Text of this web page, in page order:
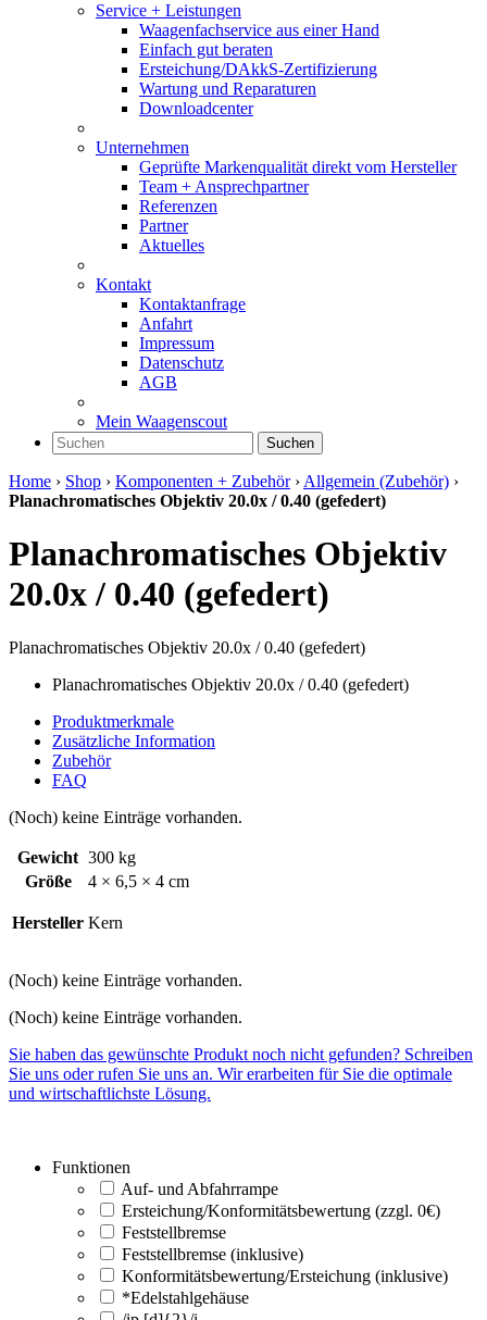
Service + Leistungen
Waagenfachservice aus einer Hand
Einfach gut beraten
Ersteichung/DAkkS-Zertifizierung
Wartung und Reparaturen
Downloadcenter
Unternehmen
Geprüfte Markenqualität direkt vom Hersteller
Team + Ansprechpartner
Referenzen
Partner
Aktuelles
Kontakt
Kontaktanfrage
Anfahrt
Impressum
Datenschutz
AGB
Mein Waagenscout
Suchen
Home › Shop › Komponenten + Zubehör› Allgemein (Zubehör) ›
Planachromatisches Objektiv 20.0x / 0.40 (gefedert)
Planachromatisches Objektiv
20.0x / 0.40 (gefedert)
Planachromatisches Objektiv 20.0x / 0.40 (gefedert)
Planachromatisches Objektiv 20.0x / 0.40 (gefedert)
Produktmerkmale
Zusätzliche Information
Zubehör
FAQ
(Noch) keine Einträge vorhanden.
Gewicht 300 kg
Größe
4 × 6,5 × 4 cm
Hersteller Kern
(Noch) keine Einträge vorhanden.
(Noch) keine Einträge vorhanden.
Sie haben das gewünschte Produkt noch nicht gefunden? Schreiben
Sie uns oder rufen Sie uns an. Wir erarbeiten für Sie die optimale
und wirtschaftlichste Lösung.
Funktionen
Auf- und Abfahrrampe
Ersteichung/Konformitätsbewertung (zzgl. 0€)
Feststellbremse
Feststellbremse (inklusive)
Konformitätsbewertung/Ersteichung (inklusive)
*Edelstahlgehäuse